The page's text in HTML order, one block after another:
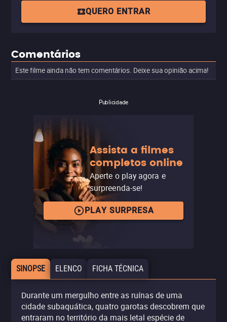
QUERO ENTRAR
Comentários
Este filme ainda não tem comentários. Deixe sua opinião acima!
Publicidade
Assista a filmes
completos online
Aperte o play agora e
surpreenda-se!
PLAY SURPRESA
SINOPSE ELENCO FICHA TÉCNICA
Durante um mergulho entre as ruínas de uma
cidade subaquática, quatro garotas descobrem que
entraram no território da mais letal espécie de